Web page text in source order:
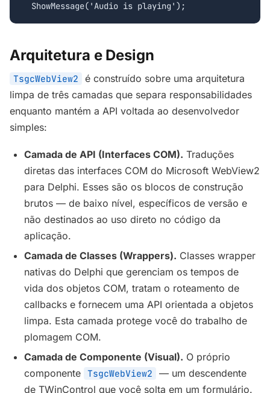
  ShowMessage('Audio is playing');
Arquitetura e Design
TsgcWebView2
é construído sobre uma arquitetura
limpa de três camadas que separa responsabilidades
enquanto mantém a API voltada ao desenvolvedor
simples:
Camada de API (Interfaces COM). Traduções
diretas das interfaces COM do Microsoft WebView2
para Delphi. Esses são os blocos de construção
brutos — de baixo nível, específicos de versão e
não destinados ao uso direto no código da
aplicação.
Camada de Classes (Wrappers). Classes wrapper
nativas do Delphi que gerenciam os tempos de
vida dos objetos COM, tratam o roteamento de
callbacks e fornecem uma API orientada a objetos
limpa. Esta camada protege você do trabalho de
plomagem COM.
Camada de Componente (Visual). O próprio
componente TsgcWebView2
— um descendente
de TWinControl que você solta em um formulário.